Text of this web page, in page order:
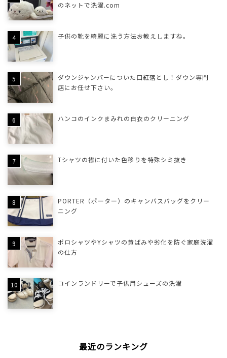
のネットで洗濯.com
子供の靴を綺麗に洗う方法お教えしますね。
ダウンジャンパーについた口紅落とし！ダウン専門
店にお任せ下さい。
ハンコのインクまみれの白衣のクリーニング
Tシャツの襟に付いた色移りを特殊シミ抜き
PORTER（ポーター）のキャンバスバッグをクリー
ニング
ポロシャツやYシャツの黄ばみや劣化を防ぐ家庭洗濯
の仕方
コインランドリーで子供用シューズの洗濯
最近のランキング